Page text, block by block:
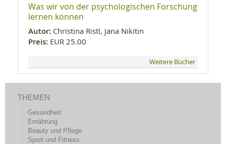
Was wir von der psychologischen Forschung
lernen können
Autor: Christina Ristl, Jana Nikitin
Preis: EUR 25.00
Weitere Bücher
THEMEN
Gesundheit
Ernährung
Beauty und Pflege
Sport und Fitness